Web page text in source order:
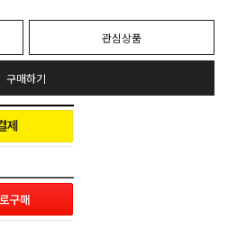
관심상품
구매하기